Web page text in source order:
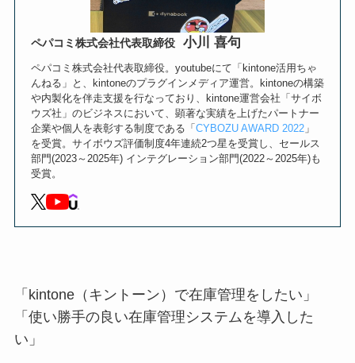
ペパコミ株式会社代表取締役 小川 喜句
ペパコミ株式会社代表取締役。youtubeにて「kintone活用ちゃ
んねる」と、kintoneのプラグインメディア運営。kintoneの構築
や内製化を伴走支援を行なっており、kintone運営会社「サイボ
ウズ社」のビジネスにおいて、顕著な実績を上げたパートナー
企業や個人を表彰する制度である「 CYBOZU AWARD 2022」
を受賞。サイボウズ評価制度4年連続2つ星を受賞し、セールス
部門(2023～2025年) インテグレーション部門(2022～2025年)も
受賞。
「kintone（キントーン）で在庫管理をしたい」
「使い勝手の良い在庫管理システムを導入した
い」